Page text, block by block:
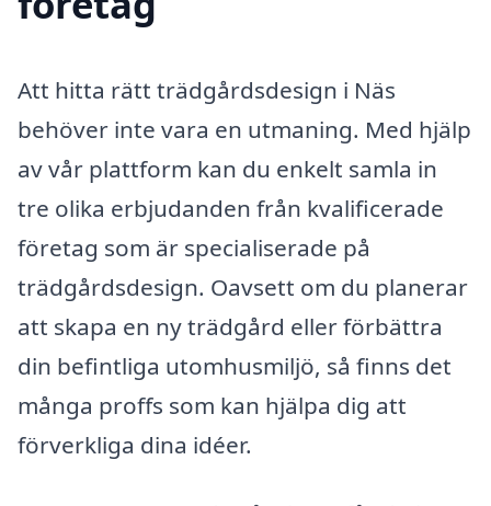
Att hitta rätt trädgårdsdesign i Näs
behöver inte vara en utmaning. Med hjälp
av vår plattform kan du enkelt samla in
tre olika erbjudanden från kvalificerade
företag som är specialiserade på
trädgårdsdesign. Oavsett om du planerar
att skapa en ny trädgård eller förbättra
din befintliga utomhusmiljö, så finns det
många proffs som kan hjälpa dig att
förverkliga dina idéer.